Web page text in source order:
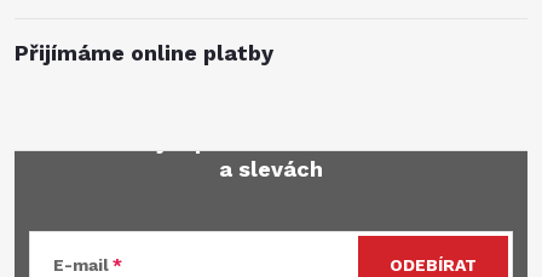
Přijímáme online platby
a slevách
E-mail ODEBÍRAT